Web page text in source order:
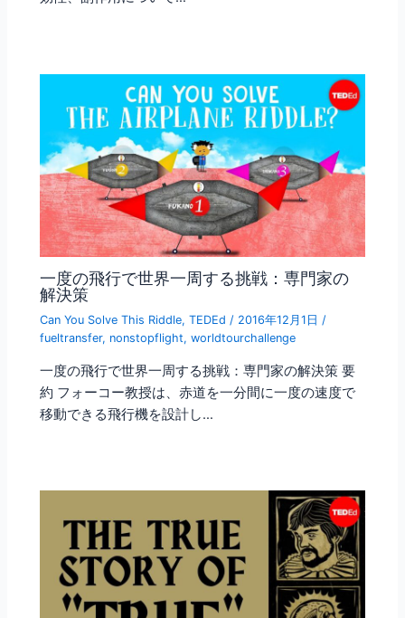
一度の飛行で世界一周する挑戦：専門家の
解決策
Can You Solve This Riddle,TEDEd / 2016年12月1日 /
fueltransfer, nonstopflight,worldtourchallenge
一度の飛行で世界一周する挑戦：専門家の解決策 要
約 フォーコー教授は、赤道を一分間に一度の速度で
移動できる飛行機を設計し…